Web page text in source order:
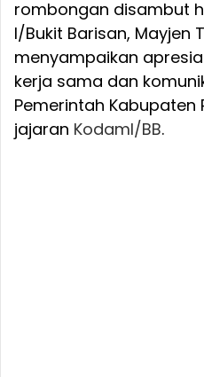
rombongan disambut
I/Bukit Barisan, Mayjen
menyampaikan
kerja sama dan
Pemerintah Kabupaten
jajaran KodamI/BB.